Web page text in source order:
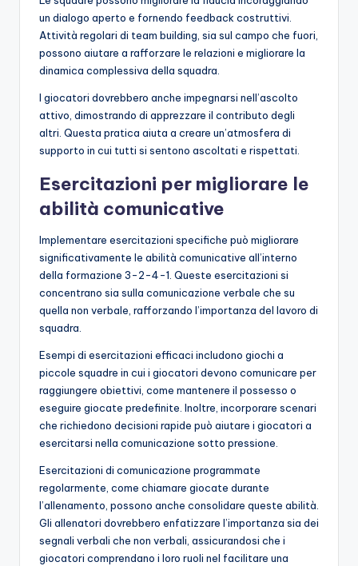
un dialogo aperto e fornendo feedback costruttivi.
Attività regolari di team building, sia sul campo che fuori,
possono aiutare a rafforzare le relazioni e migliorare la
dinamica complessiva della squadra.
I giocatori dovrebbero anche impegnarsi nell’ascolto
attivo, dimostrando di apprezzare il contributo degli
altri. Questa pratica aiuta a creare un’atmosfera di
supporto in cui tutti si sentono ascoltati e rispettati.
Esercitazioni per migliorare le
abilità comunicative
Implementare esercitazioni specifiche può migliorare
significativamente le abilità comunicative all’interno
della formazione 3-2-4-1. Queste esercitazioni si
concentrano sia sulla comunicazione verbale che su
quella non verbale, rafforzando l’importanza del lavoro di
squadra.
Esempi di esercitazioni efficaci includono giochi a
piccole squadre in cui i giocatori devono comunicare per
raggiungere obiettivi, come mantenere il possesso o
eseguire giocate predefinite. Inoltre, incorporare scenari
che richiedono decisioni rapide può aiutare i giocatori a
esercitarsi nella comunicazione sotto pressione.
Esercitazioni di comunicazione programmate
regolarmente, come chiamare giocate durante
l’allenamento, possono anche consolidare queste abilità.
Gli allenatori dovrebbero enfatizzare l’importanza sia dei
segnali verbali che non verbali, assicurandosi che i
giocatori comprendano i loro ruoli nel facilitare una